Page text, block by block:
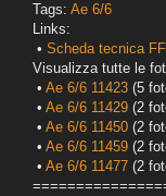
Tags: Ae 6/6
Links:
• Scheda tecnica
Visualizza tutte le
• Ae 6/6 11423 (5
• Ae 6/6 11429 (2
• Ae 6/6 11450 (2
• Ae 6/6 11459 (2
• Ae 6/6 11477 (2